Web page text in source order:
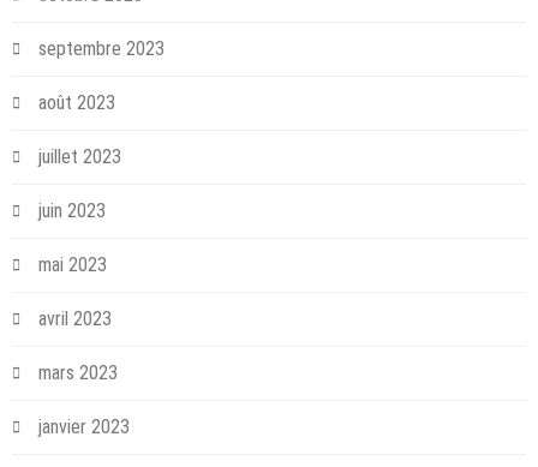
septembre 2023
août 2023
juillet 2023
juin 2023
mai 2023
avril 2023
mars 2023
janvier 2023